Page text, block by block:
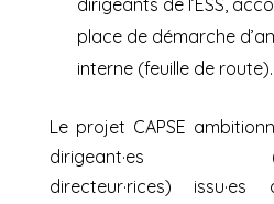
dirigeants de l’ESS,
place de démarche
interne (feuille de route).
Le projet CAPSE
dirigeant·es
directeur·rices)